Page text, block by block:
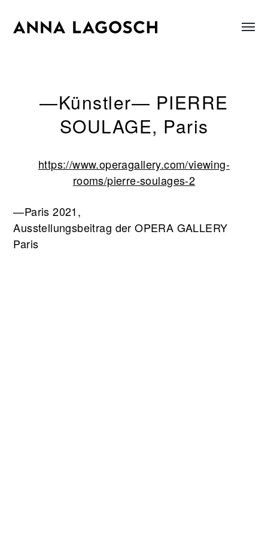
Menü
—Künstler— PIERRE
SOULAGE, Paris
https://www.operagallery.com/viewing-
rooms/pierre-soulages-2
—Paris 2021,
Ausstellungsbeitrag der OPERA GALLERY
Paris